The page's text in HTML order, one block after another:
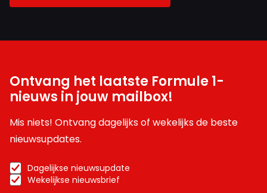
Ontvang het laatste Formule 1-
nieuws in jouw mailbox!
Mis niets! Ontvang dagelijks of wekelijks de beste
nieuwsupdates.
Dagelijkse nieuwsupdate
Wekelijkse nieuwsbrief